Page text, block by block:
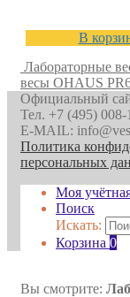
В
Лабораторные
весы OHAUS
Официальный
Тел. +7 (495) 008-
E-MAIL:
Политика
персональных
Моя
Поиск
Искать:
Корзина 0
Вы смотрите: